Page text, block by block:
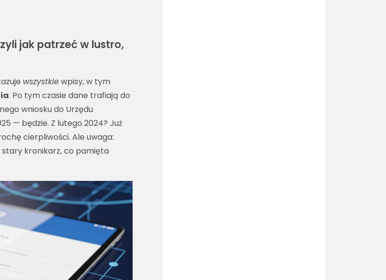
jak patrzeć w lustro,
wszystkiewpisy, w tym
. Po tym czasie dane trafiają do
wniosku do Urzędu
— będzie. Z lutego 2024? Już
cierpliwości. Ale uwaga:
kronikarz, co pamięta